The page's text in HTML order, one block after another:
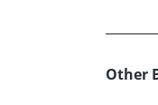
Other